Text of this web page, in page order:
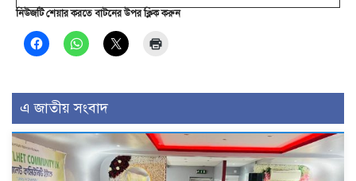
নিউজটি শেয়ার করতে বাটনের উপর ক্লিক করুন
এ জাতীয় সংবাদ